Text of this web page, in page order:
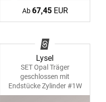
Ab67,45EUR
Lysel
SET Opal Träger
geschlossen mit
Endstücke Zylinder #1W